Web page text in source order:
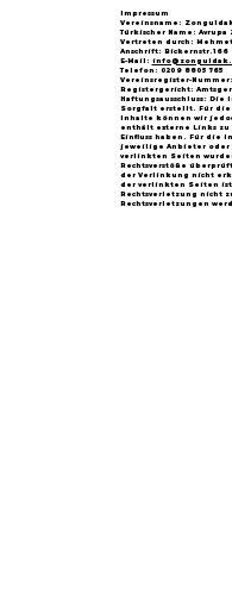
Impressum
Vereinsname:
Türkischer Name:
Vertreten durch:
Anschrift: Bickernstr.166
E-Mail:
Telefon: 0209 8805 765
Vereinsregister-Nummer:
Registergericht:
Haftungsausschluss:
Sorgfalt erstellt. Für
Inhalte können wir
enthält externe Links
Einfluss haben. Für die
jeweilige Anbieter oder
verlinkten Seiten
Rechtsverstöße
der Verlinkung nicht
der verlinkten Seiten
Rechtsverletzung nicht
Rechtsverletzungen